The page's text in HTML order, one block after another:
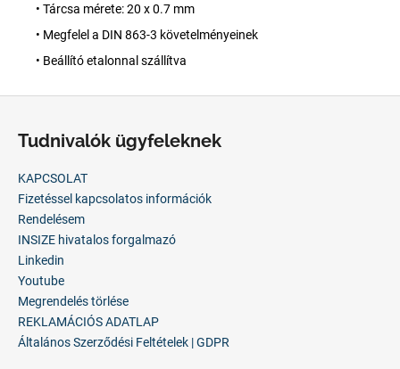
• Tárcsa mérete: 20 x 0.7 mm
• Megfelel a DIN 863-3 követelményeinek
• Beállító etalonnal szállítva
Tudnivalók ügyfeleknek
KAPCSOLAT
Fizetéssel kapcsolatos információk
Rendelésem
INSIZE hivatalos forgalmazó
Linkedin
Youtube
Megrendelés törlése
REKLAMÁCIÓS ADATLAP
Általános Szerződési Feltételek | GDPR